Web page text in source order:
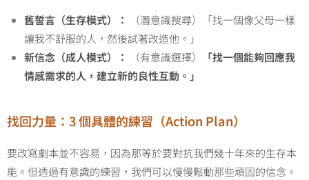
舊誓言（生存模式）：
（潛意識搜尋）「找一個像父母一樣
讓我不舒服的人，然後試著改造他。」
新信念（成人模式）：
（有意識選擇）
「找一個能夠回應我
情感需求的人，建立新的良性互動。」
找回力量：3個具體的練習（Action Plan）
要改寫劇本並不容易，因為那等於要對抗我們幾十年來的生存本
能。但透過有意識的練習，我們可以慢慢鬆動那些頑固的信念。